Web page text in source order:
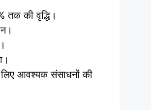
तक की वृद्धि।
लिए आवश्यक संसाधनों की